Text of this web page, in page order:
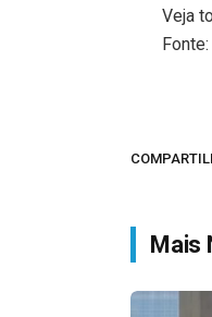
Veja
Mais